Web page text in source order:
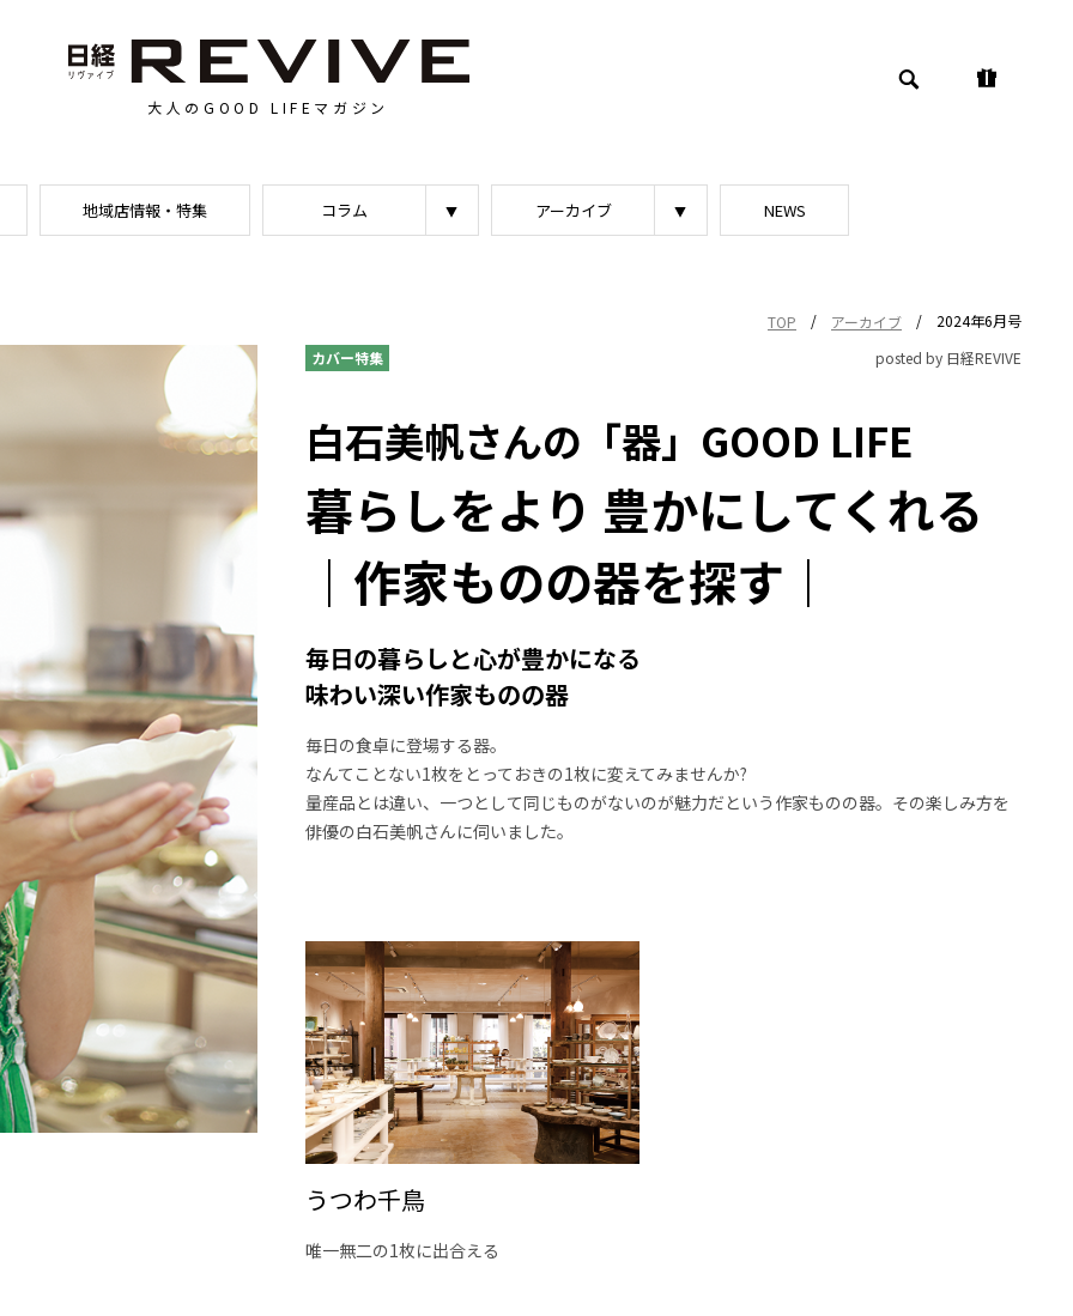
大人のGOOD LIFEマガジン
地域店情報・特集 コラム アーカイブ NEWS
TOP / アーカイブ /
2024年6月号
カバー特集
posted by 日経REVIVE
白石美帆さんの「器」GOOD LIFE
暮らしをより 豊かにしてくれる
｜作家ものの器を探す｜
毎日の暮らしと心が豊かになる
味わい深い作家ものの器
毎日の食卓に登場する器。
なんてことない1枚をとっておきの1枚に変えてみませんか?
量産品とは違い、一つとして同じものがないのが魅力だという作家ものの器。その楽しみ方を
俳優の白石美帆さんに伺いました。
うつわ千鳥
唯一無二の1枚に出合える